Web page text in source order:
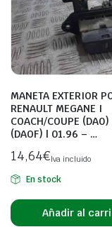
MANETA EXTERIOR
RENAULT MEGANE I
COACH/COUPE
(DAOF) | 01.96 – …
14,64€Iva incluido
En stock
Añadir al